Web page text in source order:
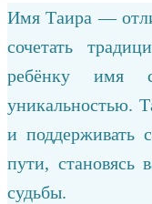
Имя Таира —
сочетать
ребёнку имя
уникальностью.
и поддерживать
пути, становясь
судьбы.